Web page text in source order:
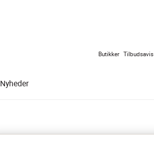
Butikker Tilbudsavis
Nyheder